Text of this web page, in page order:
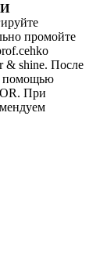
промойте
& shine. После
помощью
При